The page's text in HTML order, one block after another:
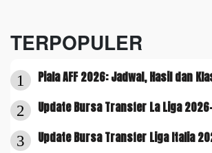
TERPOPULER
1 Piala AFF 2026: Jadwal, Hasil dan
2 Update Bursa Transfer La Liga
3 Update Bursa Transfer Liga Italia
SKOR
Video